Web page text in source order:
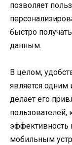
позволяет
быстро
данным.
В целом,
является
делает его
пользователей,
эффективность
мобильным